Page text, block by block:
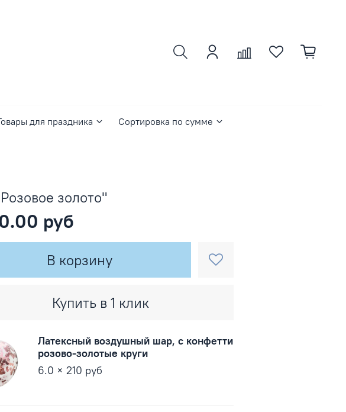
для праздника Сортировка по сумме
золото"
руб
В корзину
Купить в 1 клик
Латексный воздушный шар, с конфетти
розово-золотые круги
6.0 × 210 руб